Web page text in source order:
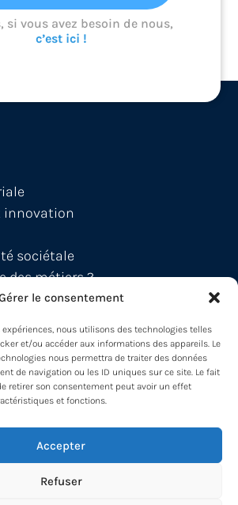
le consentement
nous utilisons des technologies telles
et/ou accéder aux informations des appareils. Le
nous permettra de traiter des données
de navigation ou les ID uniques sur ce site. Le fait
retirer son consentement peut avoir un effet
et fonctions.
Accepter
Refuser
si vous avez besoin de nous,
c’est ici !
innovation
sociétale
des métiers ?
360 !
office
-MDM
formations !